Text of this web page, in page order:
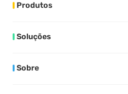
Produtos
Soluções
Sobre